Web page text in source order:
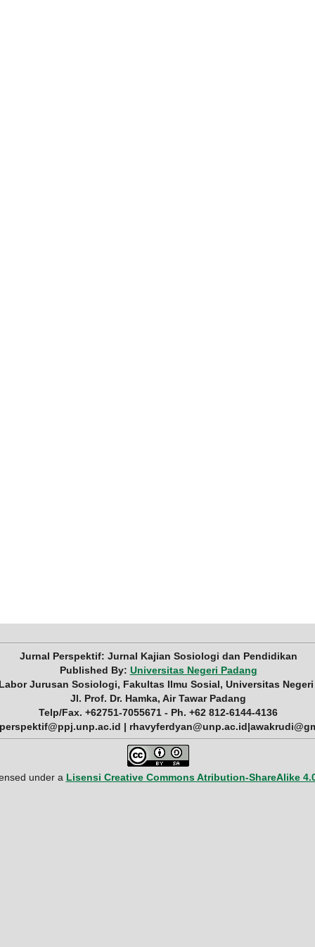
Jurnal Perspektif: Jurnal Kajian Sosiologi dan Pendidikan
Published By: Universitas Negeri Padang
Jurusan Sosiologi, Fakultas Ilmu Sosial, Universitas
Jl. Prof. Dr. Hamka, Air Tawar Padang
Telp/Fax. +62751-7055671 - Ph. +62 812-6144-4136
|
under a Lisensi Creative Commons Atribution-ShareAlike